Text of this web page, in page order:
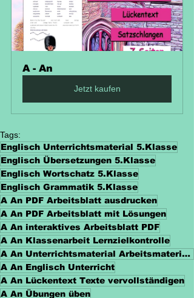
A - An
Jetzt kaufen
Tags:
Englisch Unterrichtsmaterial 5.Klasse
Englisch Übersetzungen 5.Klasse
Englisch Wortschatz 5.Klasse
Englisch Grammatik 5.Klasse
A An PDF Arbeitsblatt ausdrucken
A An PDF Arbeitsblatt mit Lösungen
A An interaktives Arbeitsblatt PDF
A An Klassenarbeit Lernzielkontrolle
A An Unterrichtsmaterial Arbeitsmaterialien
A An Englisch Unterricht
A An Lückentext Texte vervollständigen
A An Übungen üben